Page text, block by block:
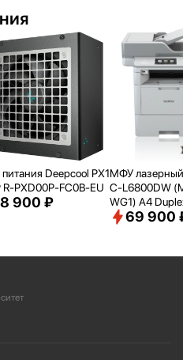
Deepcool PX1
R-PXD00P-FC0B-EU
900 ₽
МФУ лазерный
C-L6800DW
WG1) A4
рый69 900